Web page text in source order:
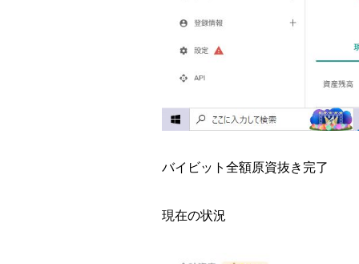
バイビット 全額原資抜き完了
現在の状況